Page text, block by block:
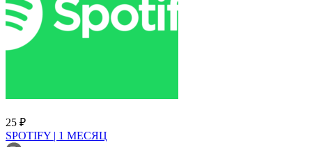
25 ₽
SPOTIFY | 1 МЕСЯЦ